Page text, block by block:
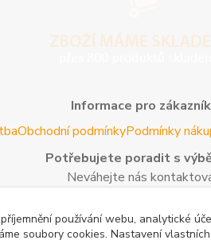
Informace pro
Obchodní podmínkyPodmínky
Potřebujete poradit s
Neváhejte nás
Email:info@agroczechia.cz-
používání webu, analytické
soubory cookies. Nastavení